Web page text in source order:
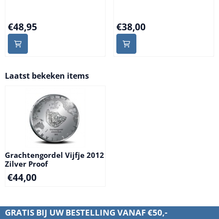
Prijs: 48,95
€48,95 Prijs: 38,00
€38,00
Laatst bekeken items
Grachtengordel Vijfje 2012
Zilver Proof
€44,00
GRATIS BIJ UW BESTELLING VANAF €50,-